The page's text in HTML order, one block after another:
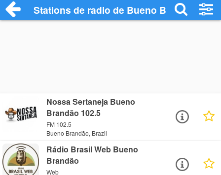
Stations de radio de Bueno Brandão
Nossa Sertaneja Bueno
Brandão 102.5
FM 102.5
Bueno Brandão, Brazil
Rádio Brasil Web Bueno
Brandão
Web